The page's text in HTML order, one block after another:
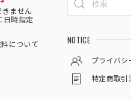
きません
日時指定
について NOTICE
プライバシ
特定商取引